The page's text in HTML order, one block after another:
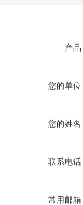
产品
您的单位
您的姓名
联系电话
常用邮箱